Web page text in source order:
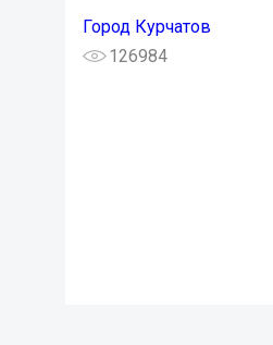
Город Курчатов
126984